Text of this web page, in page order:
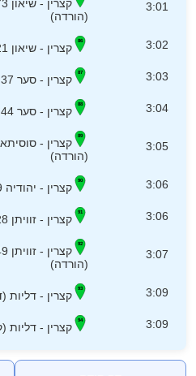
3:01
(הורדה)
3:02 קצרין - שיאון 121 (שיאון / סער) (הורדה)
3:03 קצרין - סער 37 (סער / צמח) (הורדה)
3:04 קצרין - סער 44 (סער / מירון) (הורדה)
3:05
קצרין -
(הורדה)
3:06 קצרין - יהודיה 69 (יהודיה / יודפת) (הורדה)
3:06 קצרין - זוויתן 28 (זוויתן / יהודיה) (הורדה)
3:07
(הורדה)
3:09 קצרין - דליות
3:09 קצרין - דליות